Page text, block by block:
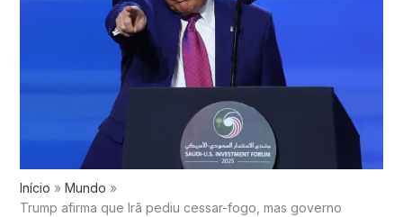
Início
Mundo
Trump afirma que Irã pediu cessar-fogo, mas governo